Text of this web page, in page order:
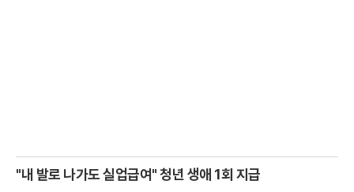
"내 발로 나가도 실업급여" 청년 생애 1회 지급